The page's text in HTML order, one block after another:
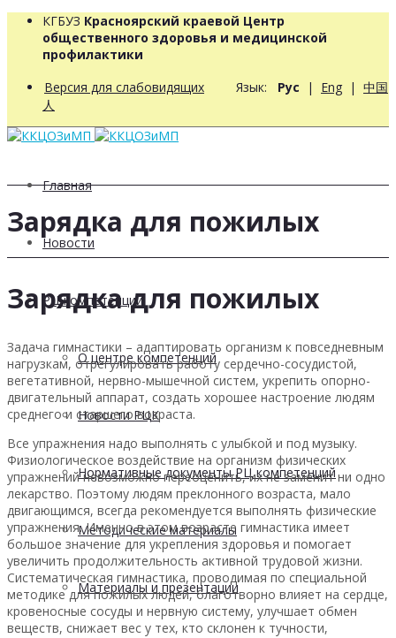
КГБУЗ Красноярский краевой Центр
общественного здоровья и медицинской
профилактики
Версия для слабовидящих Язык: Рус | Eng | 中国
人
Главная
Новости
РЦ компетенций
О центре компетенций
Новости РЦК
Нормативные документы РЦ компетенций
Методические материалы
Материалы и презентации
Зарядка для пожилых
Зарядка для пожилых
Задача гимнастики – адаптировать организм к повседневным
нагрузкам, отрегулировать работу сердечно-сосудистой,
вегетативной, нервно-мышечной систем, укрепить опорно-
двигательный аппарат, создать хорошее настроение людям
среднего и старшего возраста.
Все упражнения надо выполнять с улыбкой и под музыку.
Физиологическое воздействие на организм физических
упражнений невозможно переоценить, их не заменит ни одно
лекарство. Поэтому людям преклонного возраста, мало
двигающимся, всегда рекомендуется выполнять физические
упражнения. Именно в этом возрасте гимнастика имеет
большое значение для укрепления здоровья и помогает
увеличить продолжительность активной трудовой жизни.
Систематическая гимнастика, проводимая по специальной
методике для пожилых людей, благотворно влияет на сердце,
кровеносные сосуды и нервную систему, улучшает обмен
веществ, снижает вес у тех, кто склонен к тучности,